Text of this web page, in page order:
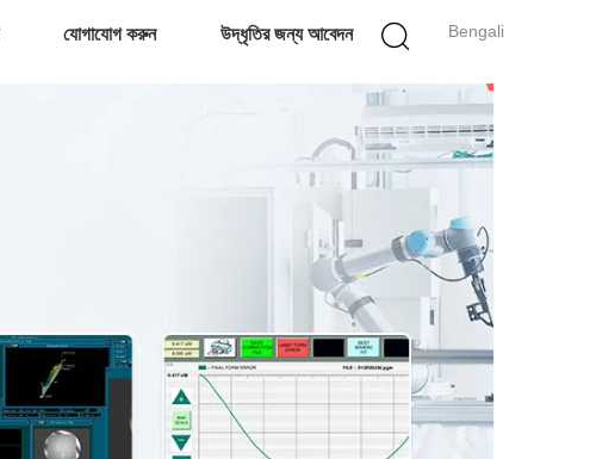
Bengali
যোগাযোগ করুন উদ্ধৃতির জন্য আবেদন